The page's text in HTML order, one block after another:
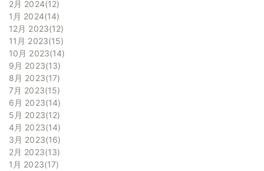
2月 2024 12
1月 2024 14
12月 2023 12
11月 2023 15
10月 2023 14
9月 2023 13
8月 2023 17
7月 2023 15
6月 2023 14
5月 2023 12
4月 2023 14
3月 2023 16
2月 2023 13
1月 2023 17